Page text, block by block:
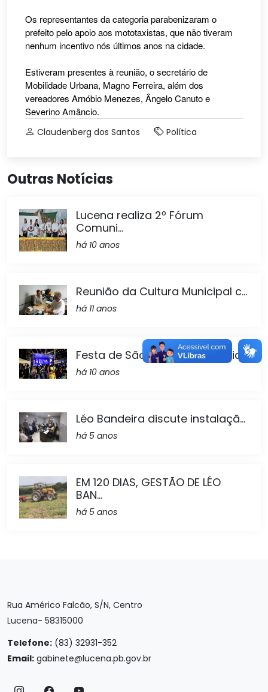
Os representantes da categoria parabenizaram o
prefeito pelo apoio aos mototaxistas, que não tiveram
nenhum incentivo nós últimos anos na cidade.
Estiveram presentes à reunião, o secretário de
Mobilidade Urbana, Magno Ferreira, além dos
vereadores Arnóbio Menezes, Ângelo Canuto e
Severino Amâncio.
Claudenberg dos Santos Política
Outras Notícias
Lucena realiza 2º Fórum
Comuni...
há 10 anos
Reunião da Cultura Municipal c...
há 11 anos
Festa de São Pedro da Colônia...
há 10 anos
Léo Bandeira discute instalaçã...
há 5 anos
EM 120 DIAS, GESTÃO DE LÉO
BAN...
há 5 anos
Rua Américo Falcão, S/N, Centro
Lucena- 58315000
Telefone: (83) 32931-352
Email: gabinete@lucena.pb.gov.br